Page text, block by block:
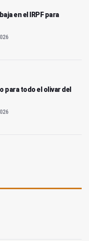
en el IRPF para
para todo el olivar del